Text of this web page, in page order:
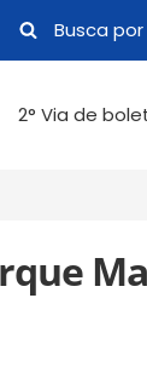
2° Via de